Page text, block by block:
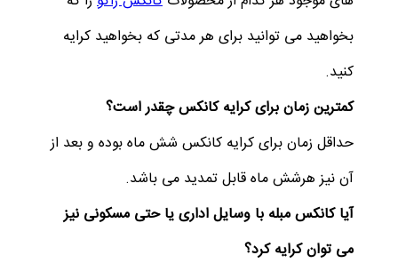
بخواهید می توانید برای هر مدتی که بخواهید کرایه
کنید.
کمترین زمان برای کرایه کانکس چقدر است؟
حداقل زمان برای کرایه کانکس شش ماه بوده و بعد از
آن نیز هرشش ماه قابل تمدید می باشد.
آیا کانکس مبله با وسایل اداری یا حتی مسکونی نیز
می توان کرایه کرد؟